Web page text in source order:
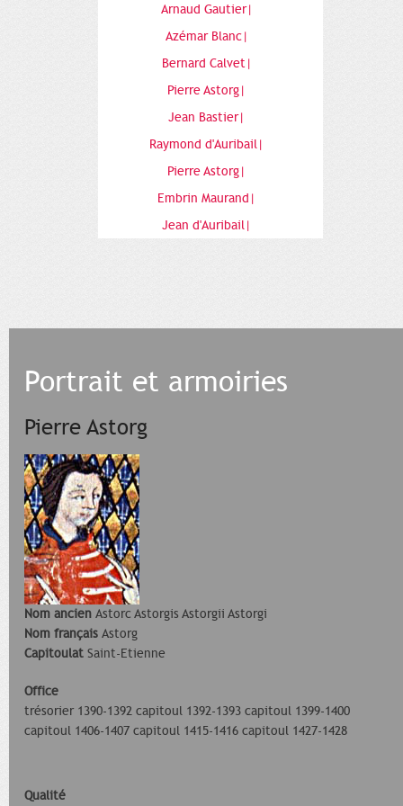
Arnaud Gautier|
Azémar Blanc|
Bernard Calvet|
Pierre Astorg|
Jean Bastier|
Raymond d'Auribail|
Pierre Astorg|
Embrin Maurand|
Jean d'Auribail|
Portrait et armoiries
Pierre Astorg
Nom ancien Astorc Astorgis Astorgii Astorgi
Nom français Astorg
Capitoulat Saint-Etienne
Office
trésorier 1390-1392 capitoul 1392-1393 capitoul 1399-1400
capitoul 1406-1407 capitoul 1415-1416 capitoul 1427-1428
Qualité